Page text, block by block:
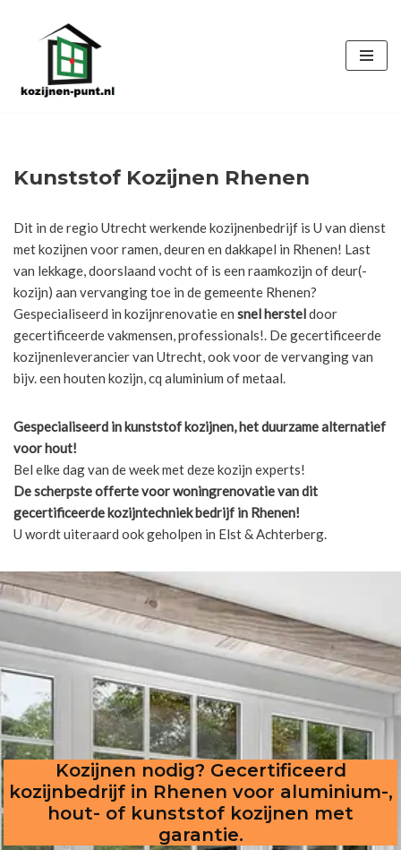
de
Kunststof Kozijnen Rhenen
Dit in de regio Utrecht werkende kozijnenbedrijf is U van dienst
met kozijnen voor ramen, deuren en dakkapel in Rhenen! Last
van lekkage, doorslaand vocht of is een raamkozijn of deur(-
kozijn) aan vervanging toe in de gemeente Rhenen?
Gespecialiseerd in kozijnrenovatie en snel hersteldoor
gecertificeerde vakmensen, professionals!. De gecertificeerde
kozijnenleverancier van Utrecht, ook voor de vervanging van
bijv. een houten kozijn, cq aluminium of metaal.
Gespecialiseerd in kunststof kozijnen, het duurzame alternatief
voor hout!
Bel elke dag van de week met deze kozijn experts!
De scherpsteofferte voor woningrenovatie van dit
gecertificeerde kozijntechniek bedrijf in Rhenen!
U wordt uiteraard ook geholpen in Elst & Achterberg.
Kozijnen nodig? Gecertificeerd
kozijnbedrijf in Rhenen voor aluminium-,
hout- of kunststof kozijnen met
garantie.